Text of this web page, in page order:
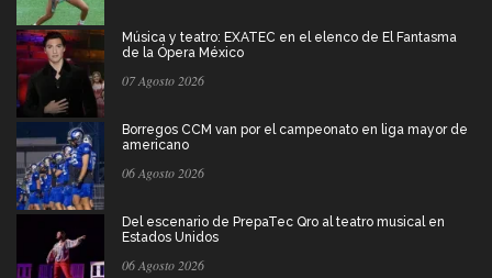
Música y teatro: EXATEC en el elenco de El Fantasma
de la Ópera México
07 Agosto 2026
Borregos CCM van por el campeonato en liga mayor de
americano
06 Agosto 2026
Del escenario de PrepaTec Qro al teatro musical en
Estados Unidos
06 Agosto 2026